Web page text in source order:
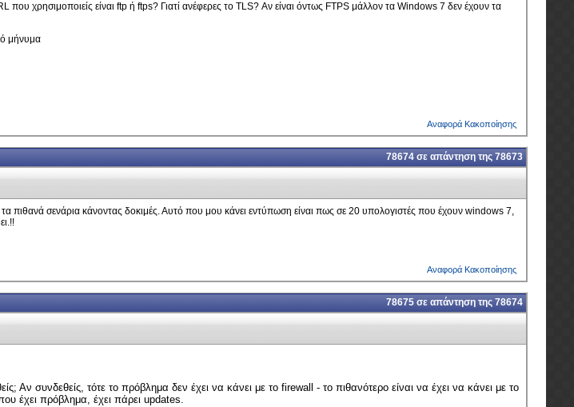
χρησιμοποιείς είναι ftp ή ftps? Γιατί ανέφερες το TLS? Αν είναι όντως FTPS μάλλον τα Windows 7 δεν έχουν τα
μήνυμα
Αναφορά Κακοποίησης
78674 σε απάντηση της 78673
σενάρια κάνοντας δοκιμές. Αυτό που μου κάνει εντύπωση είναι πως σε 20 υπολογιστές που έχουν windows 7,
Αναφορά Κακοποίησης
78675 σε απάντηση της 78674
Αν συνδεθείς, τότε το πρόβλημα δεν έχει να κάνει με το firewall - το πιθανότερο είναι να έχει να κάνει με το
έχει πρόβλημα, έχει πάρει updates.